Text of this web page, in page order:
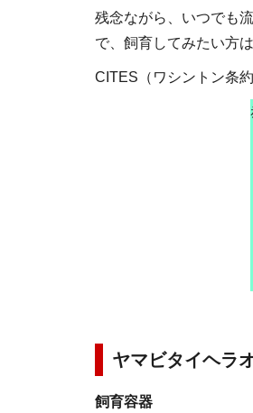
残念ながら、いつでも
で、飼育してみたい方
CITES（ワシントン条
ヤマビタイヘラ
飼育容器